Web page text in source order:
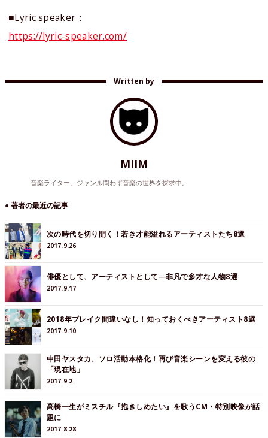
■Lyric speaker：
https://lyric-speaker.com/
Written by
MIIM
音楽ライター。ジャンル問わず音楽の世界を探求中。
● 著者の最近の記事
次の時代を切り開く！若き才能溢れるアーティストたち8選
2017.9.26
俳優として、アーティストとして―非凡で多才な人物8選
2017.9.17
2018年ブレイク間違いなし！知っておくべきアーティスト8選
2017.9.10
中田ヤスタカ、ソロ活動本格化！再び音楽シーンを変える彼の
「現在地」
2017.9.2
高橋一生がミスチル『抱きしめたい』を歌うCM・特別映像が話
題に
2017.8.28